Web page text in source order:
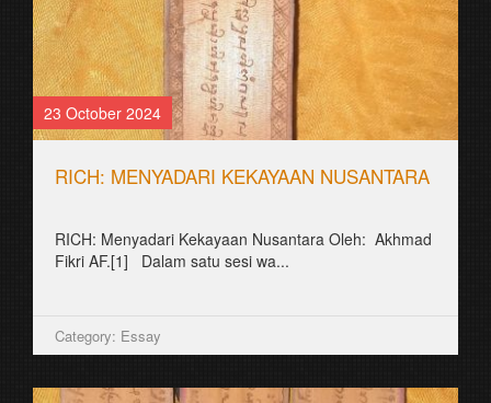
23 October 2024
RICH: MENYADARI KEKAYAAN NUSANTARA
RICH: Menyadari Kekayaan Nusantara Oleh: Akhmad
Fikri AF.[1] Dalam satu sesi wa...
Category: Essay